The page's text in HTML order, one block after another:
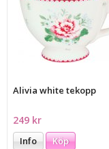
Alivia white tekopp
249 kr
Info Köp